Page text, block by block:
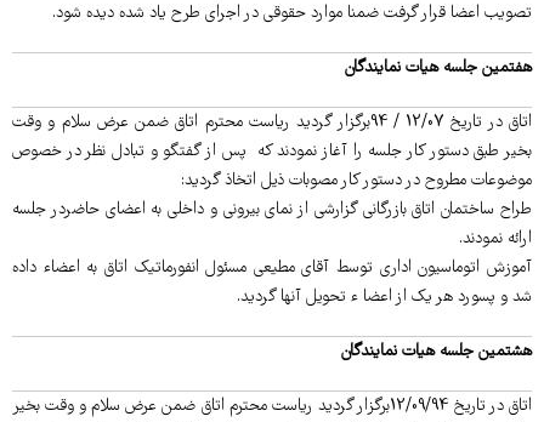
تصویب اعضا قرار گرفت ضمنا موارد حقوقی در اجرای طرح یاد شده دیده شود.
هفتمین جلسه هیات نمایندگان
اتاق در تاریخ 12/07 / 94برگزار گردید ریاست محترم اتاق ضمن عرض سلام و وقت
بخیر طبق دستور کار جلسه را آغاز نمودند که پس از گفتگو و تبادل نظر در خصوص
موضوعات مطروح در دستور کار مصوبات ذیل اتخاذ گردید:
طراح ساختمان اتاق بازرگانی گزارشی از نمای بیرونی و داخلی به اعضای حاضردر جلسه
ارائه نمودند.
آموزش اتوماسیون اداری توسط آقای مطیعی مسئول انفورماتیک اتاق به اعضاء داده
شد و پسورد هر یک از اعضا ء تحویل آنها گردید.
هشتمین جلسه هیات نمایندگان
اتاق در تاریخ 12/09/94برگزار گردید ریاست محترم اتاق ضمن عرض سلام و وقت بخیر